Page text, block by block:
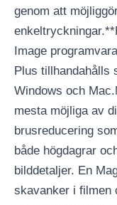
genom att
Image
Plus tillhandahålls
Windows och
mesta möjliga av
brusreducering
både högdagrar
bilddetaljer. En
skavanker i filmen